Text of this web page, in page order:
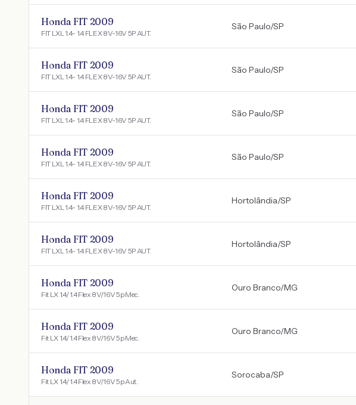
Honda FIT 2009
FIT LXL 1.4- 1.4 FLEX 8V-16V 5P AUT.
São Paulo/SP
Honda FIT 2009
FIT LXL 1.4- 1.4 FLEX 8V-16V 5P AUT.
São Paulo/SP
Honda FIT 2009
FIT LXL 1.4- 1.4 FLEX 8V-16V 5P AUT.
São Paulo/SP
Honda FIT 2009
FIT LXL 1.4- 1.4 FLEX 8V-16V 5P AUT.
São Paulo/SP
Honda FIT 2009
FIT LXL 1.4- 1.4 FLEX 8V-16V 5P AUT.
Hortolândia/SP
Honda FIT 2009
FIT LXL 1.4- 1.4 FLEX 8V-16V 5P AUT.
Hortolândia/SP
Honda FIT 2009
Fit LX 1.4/ 1.4 Flex 8V/16V 5p Mec.
Ouro Branco/MG
Honda FIT 2009
Fit LX 1.4/ 1.4 Flex 8V/16V 5p Mec.
Ouro Branco/MG
Honda FIT 2009
Fit LX 1.4/ 1.4 Flex 8V/16V 5p Aut.
Sorocaba/SP